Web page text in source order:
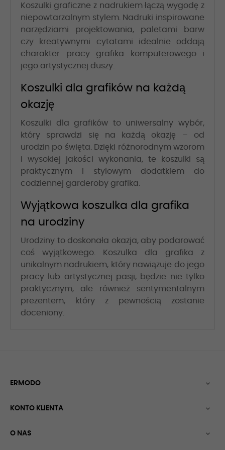
Koszulki graficzne z nadrukiem łączą wygodę z
niepowtarzalnym stylem. Nadruki inspirowane
narzędziami projektowania, paletami barw
czy kreatywnymi cytatami idealnie oddają
charakter pracy grafika komputerowego i
jego artystycznej duszy.
Koszulki dla grafików na każdą
okazję
Koszulki dla grafików to uniwersalny wybór,
który sprawdzi się na każdą okazję – od
urodzin po święta. Dzięki różnorodnym wzorom
i wysokiej jakości wykonania, te koszulki są
praktycznym i stylowym dodatkiem do
codziennej garderoby grafika.
Wyjątkowa koszulka dla grafika
na urodziny
Urodziny to doskonała okazja, aby podarować
coś wyjątkowego. Koszulka dla grafika z
unikalnym nadrukiem, który nawiązuje do jego
pracy lub artystycznej pasji, będzie nie tylko
praktycznym, ale również sentymentalnym
prezentem, który z pewnością zostanie
doceniony.
ERMODO 
KONTO KLIENTA 
O NAS 